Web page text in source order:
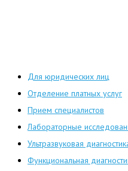
Для юридических лиц
Отделение платных услуг
Прием специалистов
Лабораторные
Ультразвуковая
Функциональная